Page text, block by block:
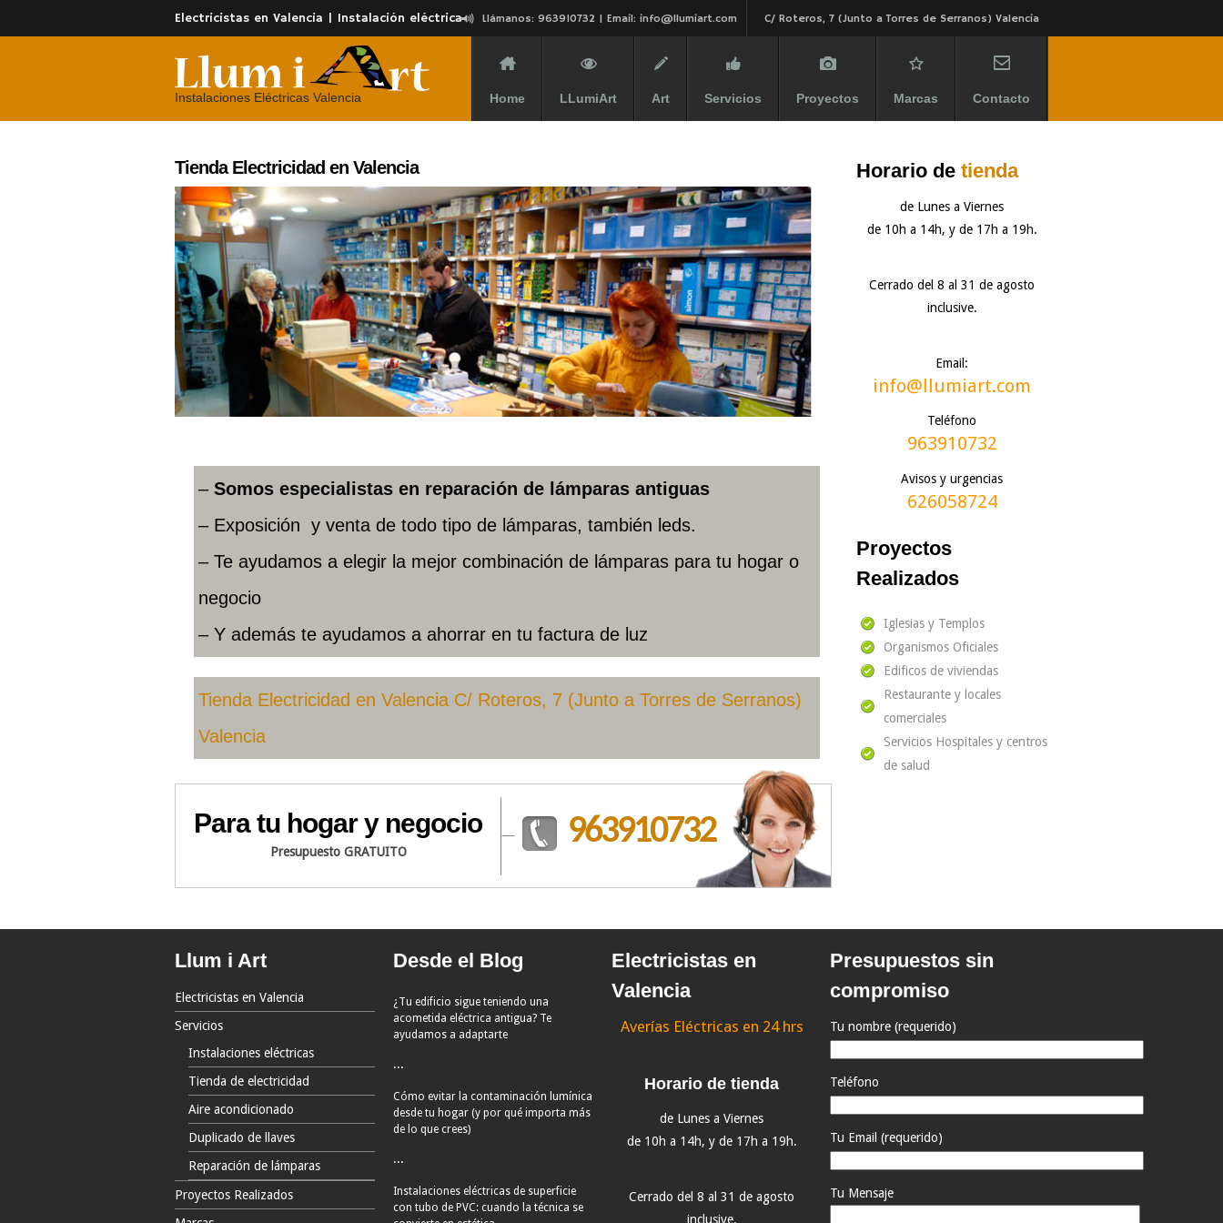
Electricistas en Valencia | Instalación eléctrica Llámanos: 963910732 | Email: info@llumiart.com C/ Roteros, 7 (Junto a Torres de Serranos) Valencia
Instalaciones Eléctricas Valencia Home LLumiArt Art Servicios Proyectos Marcas Contacto
Tienda Electricidad en Valencia
– Somos especialistas en reparación de lámparas antiguas
– Exposición y venta de todo tipo de lámparas, también leds.
– Te ayudamos a elegir la mejor combinación de lámparas para tu hogar o
negocio
– Y además te ayudamos a ahorrar en tu factura de luz
Tienda Electricidad en Valencia C/ Roteros, 7 (Junto a Torres de Serranos)
Valencia
Para tu hogar y negocio
Presupuesto GRATUITO 963910732
Horario de tienda
de Lunes a Viernes
de 10h a 14h, y de 17h a 19h.
Cerrado del 8 al 31 de agosto
inclusive.
Email:
info@llumiart.com
Teléfono
963910732
Avisos y urgencias
626058724
Proyectos
Realizados
Iglesias y Templos
Organismos Oficiales
Edificos de viviendas
Restaurante y locales
comerciales
Servicios Hospitales y centros
de salud
Llum i Art
Electricistas en Valencia
Servicios
Instalaciones eléctricas
Tienda de electricidad
Aire acondicionado
Duplicado de llaves
Reparación de lámparas
Proyectos Realizados
Desde el Blog
¿Tu edificio sigue teniendo una
acometida eléctrica antigua? Te
ayudamos a adaptarte
...
Cómo evitar la contaminación lumínica
desde tu hogar (y por qué importa más
de lo que crees)
...
Instalaciones eléctricas de superficie
con tubo de PVC: cuando la técnica se
Electricistas en
Valencia
Averías Eléctricas en 24 hrs
Horario de tienda
de Lunes a Viernes
de 10h a 14h, y de 17h a 19h.
Cerrado del 8 al 31 de agosto
inclusive.
Presupuestos sin
compromiso
Tu nombre (requerido)
Teléfono
Tu Email (requerido)
Tu Mensaje